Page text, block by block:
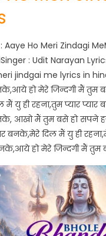
Aaye Ho Meri Zindagi
: Udit Narayan
jindgai me lyrics in
हो मेरे जिन्दगी मैं तुम
मैं यु ही रहना,तुम प्यार
आखो मैं तुम बसे हो सपने
बनके,मेरे दिल मैं यु ही
हो मेरे जिन्दगी मैं